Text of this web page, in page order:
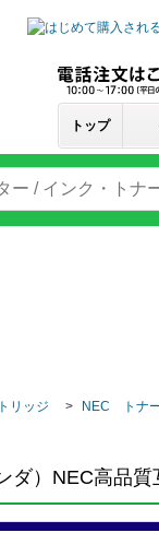
トップ
リッジ NEC トナ
ダ）NEC高品